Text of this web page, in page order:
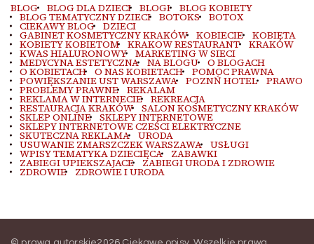
BLOG BLOG DLA DZIECI BLOGI BLOG KOBIETY
BLOG TEMATYCZNY DZIECI BOTOKS BOTOX
CIEKAWY BLOG DZIECI
GABINET KOSMETYCZNY KRAKÓW KOBIECIE KOBIETA
KOBIETY KOBIETOM KRAKOW RESTAURANT KRAKÓW
KWAS HIALURONOWY MARKETING W SIECI
MEDYCYNA ESTETYCZNA NA BLOGU O BLOGACH
O KOBIETACH O NAS KOBIETACH POMOC PRAWNA
POWIĘKSZANIE UST WARSZAWA POZNŃ HOTEL PRAWO
PROBLEMY PRAWNE REKALAM
REKLAMA W INTERNECIE REKREACJA
RESTAURACJA KRAKÓW SALON KOSMETYCZNY KRAKÓW
SKLEP ONLINE SKLEPY INTERNETOWE
SKLEPY INTERNETOWE CZEŚCI ELEKTRYCZNE
SKUTECZNA REKLAMA URODA
USUWANIE ZMARSZCZEK WARSZAWA USŁUGI
WPISY TEMATYKA DZIECIĘCA ZABAWKI
ZABIEGI UPIEKSZAJACE ZABIEGI URODA I ZDROWIE
ZDROWIE ZDROWIE I URODA